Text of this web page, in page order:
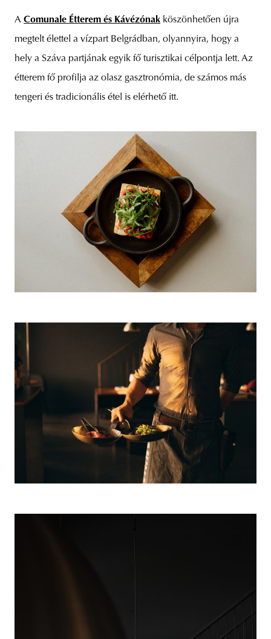
A Comunale Étterem és Kávézónak köszönhetően újra
megtelt élettel a vízpart Belgrádban, olyannyira, hogy a
hely a Száva partjának egyik fő turisztikai célpontja lett. Az
étterem fő profilja az olasz gasztronómia, de számos más
tengeri és tradicionális étel is elérhető itt.